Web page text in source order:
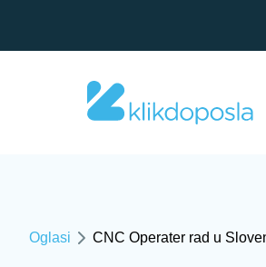
Oglasi CNC Operater rad u